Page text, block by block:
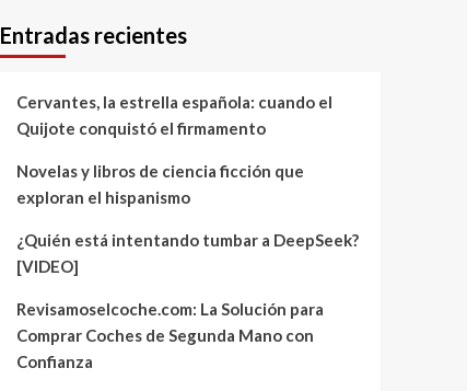
Entradas recientes
Cervantes, la estrella española: cuando el
Quijote conquistó el firmamento
Novelas y libros de ciencia ficción que
exploran el hispanismo
¿Quién está intentando tumbar a DeepSeek?
[VIDEO]
Revisamoselcoche.com: La Solución para
Comprar Coches de Segunda Mano con
Confianza